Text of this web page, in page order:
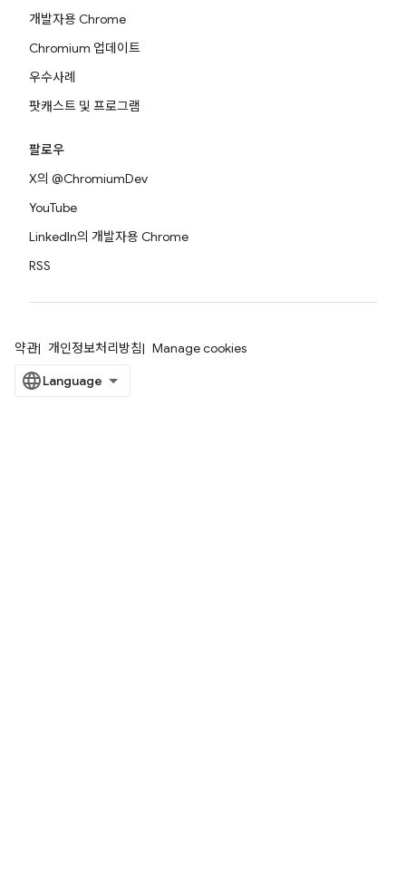
개발자용 Chrome
Chromium 업데이트
우수사례
팟캐스트 및 프로그램
팔로우
X의 @ChromiumDev
YouTube
LinkedIn의 개발자용 Chrome
RSS
약관 개인정보처리방침 Manage cookies